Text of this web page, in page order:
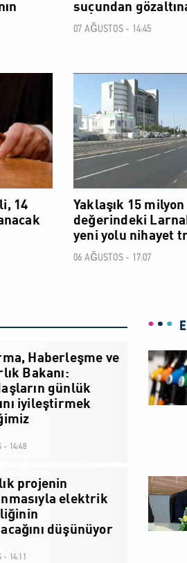
suçundan
07 AĞUSTOS - 14:45
14
Yaklaşık 15
değerindeki
yeni yolu nihayet
06 AĞUSTOS - 17:07
Haberleşme ve
Bakanı:
günlük
iyileştirmek
- 14:48
projenin
elektrik
düşünüyor
- 14:11